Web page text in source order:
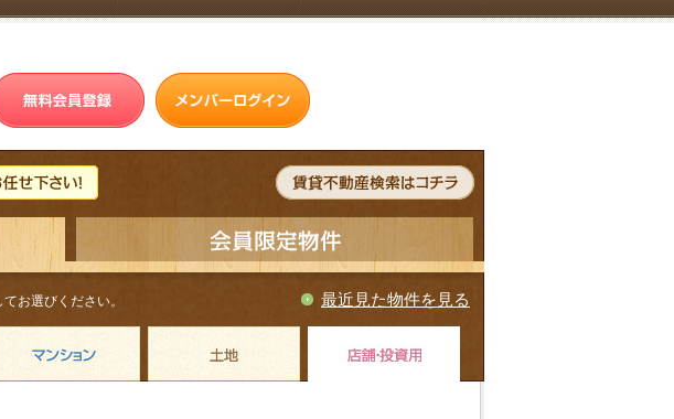
お選びください。 最近見た物件を見る